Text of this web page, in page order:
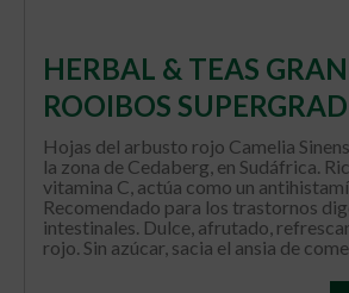
HERBAL & TEAS
ROOIBOS
Hojas del arbusto rojo Camelia
la zona de Cedaberg, en Sudáfrica.
vitamina C, actúa como un
Recomendado para los trastornos
intestinales. Dulce, afrutado,
rojo. Sin azúcar, sacia el ansia de